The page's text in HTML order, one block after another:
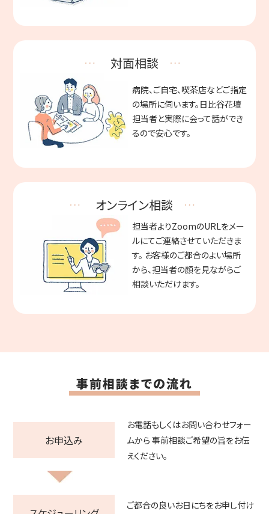
対面相談
病院、ご自宅、喫茶店などご指定
の場所に伺います。日比谷花壇
担当者と実際に会って話ができ
るので安心です。
オンライン相談
担当者よりZoomのURLをメー
ルにてご連絡させていただきま
す。 お客様のご都合のよい場所
から、担当者の顔を見ながらご
相談いただけます。
事前相談までの流れ
お申込み
お電話もしくはお問い合わせフォー
ムから 事前相談ご希望の旨をお伝
えください。
ご都合の良いお日にちをお申し付け